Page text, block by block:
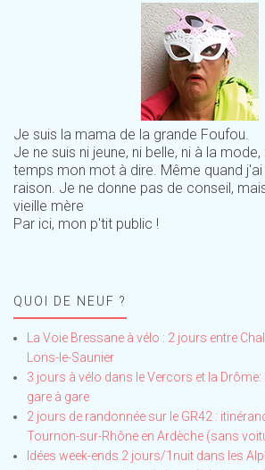
Je suis la mama de la grande Foufou.
Je ne suis ni jeune, ni belle, ni à la
temps mon mot à dire. Même quand
raison. Je ne donne pas de conseil,
vieille mère
Par ici, mon p'tit public !
QUOI DE NEUF ?
La Voie Bressane à vélo : 2 jours entre
Lons-le-Saunier
3 jours à vélo dans le Vercors et la
gare à gare
2 jours de randonnée sur le GR42 :
Tournon-sur-Rhône en Ardèche (sans
Idées week-ends 2 jours/1nuit dans les